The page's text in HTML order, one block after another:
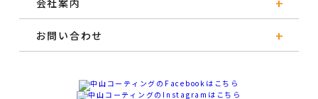
お問い合わせ